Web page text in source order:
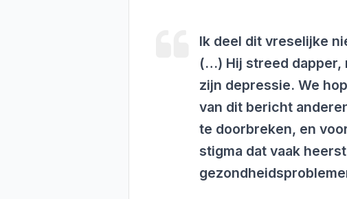
Ik deel dit vreselijke
(…) Hij streed dapper,
zijn depressie. We
van dit bericht
te doorbreken, en
stigma dat vaak